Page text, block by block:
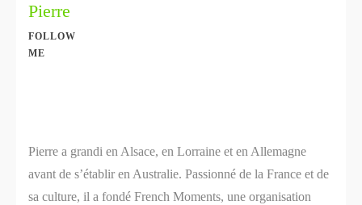
Pierre
FOLLOW
ME
Pierre a grandi en Alsace, en Lorraine et en Allemagne
avant de s’établir en Australie. Passionné de la France et de
sa culture, il a fondé French Moments, une organisation